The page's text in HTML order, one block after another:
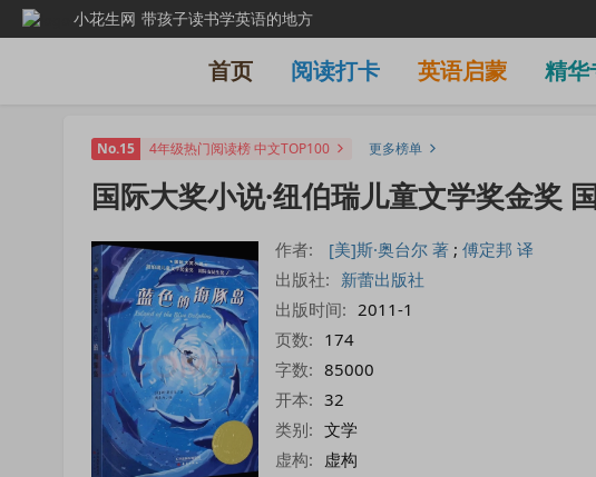
小花生网 带孩子读书学英语的地方
首页 阅读打卡 英语启蒙 精华
No.15 4年级热门阅读榜 中文TOP100 更多榜单
国际大奖小说·纽伯瑞儿童文学奖金奖
作者: [美]斯·奥台尔 著 ; 傅定邦 译
出版社: 新蕾出版社
出版时间: 2011-1
页数: 174
字数: 85000
开本: 32
类别: 文学
虚构: 虚构